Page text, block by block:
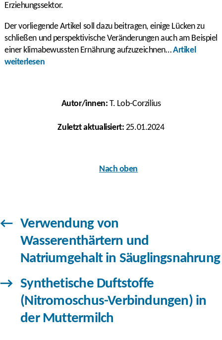
Erziehungssektor.
Der vorliegende Artikel soll dazu beitragen, einige Lücken zu
schließen und perspektivische Veränderungen auch am Beispiel
einer klimabewussten Ernährung aufzuzeichnen…Artikel
weiterlesen
Autor/innen: T. Lob-Corzilius
Zuletzt aktualisiert: 25.01.2024
Nach oben
← Verwendung von
Wasserenthärtern und
Natriumgehalt in Säuglingsnahrung
→ Synthetische Duftstoffe
(Nitromoschus-Verbindungen) in
der Muttermilch